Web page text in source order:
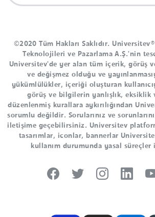
©2020 Tüm Hakları Saklıdır.
Teknolojileri ve Pazarlama A.Ş.'nin
Universitev'de yer alan tüm içerik, görüş
ve değişmez olduğu ve
yükümlülükler, içeriği oluşturan
görüş ve bilgilerin yanlışlık, eksiklik
düzenlenmiş kurallara aykırılığından
sorumlu değildir. Sorularınız ve
iletişime geçebilirsiniz. Universitev
tasarımlar, iconlar, bannerlar
kullanım durumunda yasal